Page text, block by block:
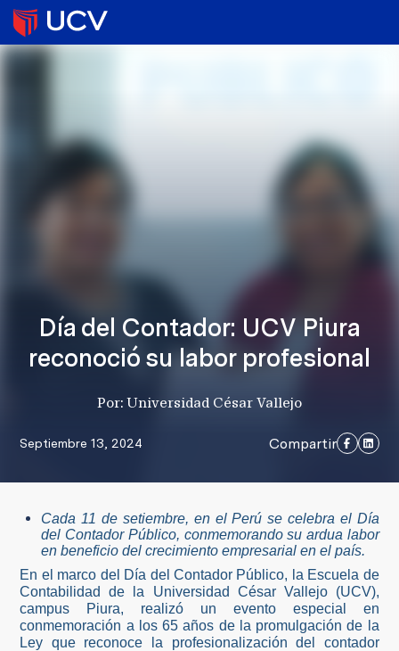
Día del Contador: UCV Piura
reconoció su labor profesional
Por: Universidad César Vallejo
Septiembre 13, 2024 Compartir
Cada 11 de setiembre, en el Perú se celebra el Día
del Contador Público, conmemorando su ardua labor
en beneficio del crecimiento empresarial en el país.
En el marco del Día del Contador Público, la Escuela de
Contabilidad de la Universidad César Vallejo (UCV),
campus Piura, realizó un evento especial en
conmemoración a los 65 años de la promulgación de la
Ley que reconoce la profesionalización del contador